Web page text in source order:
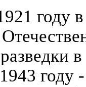
году
в
году